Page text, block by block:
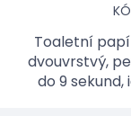
Toaletní
dvouvrstvý,
do 9